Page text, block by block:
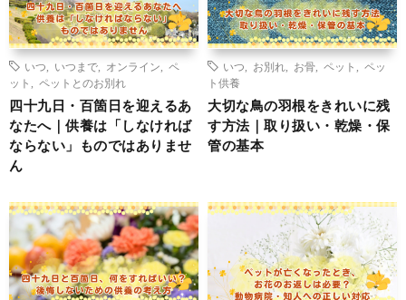
いつ いつまで オンライン
ペ
ット
ペットとのお別れ
四十九日・百箇日を迎えるあ
なたへ｜供養は「しなければ
ならない」ものではありませ
ん
いつ お別れ お骨 ペット
ペッ
ト供養
大切な鳥の羽根をきれいに残
す方法｜取り扱い・乾燥・保
管の基本